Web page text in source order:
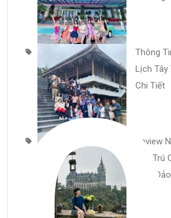
Thông
Lịch
Chi Tiết
Review
Lưu Trú
Tam